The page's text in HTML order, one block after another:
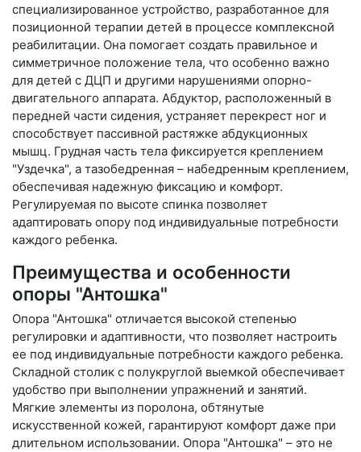
специализированное устройство, разработанное для
позиционной терапии детей в процессе комплексной
реабилитации. Она помогает создать правильное и
симметричное положение тела, что особенно важно
для детей с ДЦП и другими нарушениями опорно-
двигательного аппарата. Абдуктор, расположенный в
передней части сидения, устраняет перекрест ног и
способствует пассивной растяжке абдукционных
мышц. Грудная часть тела фиксируется креплением
"Уздечка", а тазобедренная – набедренным креплением,
обеспечивая надежную фиксацию и комфорт.
Регулируемая по высоте спинка позволяет
адаптировать опору под индивидуальные потребности
каждого ребенка.
Преимущества и особенности
опоры "Антошка"
Опора "Антошка" отличается высокой степенью
регулировки и адаптивности, что позволяет настроить
ее под индивидуальные потребности каждого ребенка.
Складной столик с полукруглой выемкой обеспечивает
удобство при выполнении упражнений и занятий.
Мягкие элементы из поролона, обтянутые
искусственной кожей, гарантируют комфорт даже при
длительном использовании. Опора "Антошка" – это не